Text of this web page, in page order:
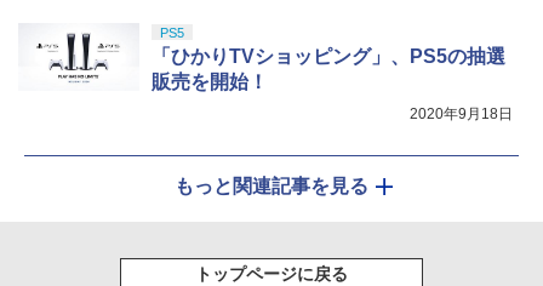
PS5
「ひかりTVショッピング」、PS5の抽選
販売を開始！
2020年9月18日
もっと関連記事を見る
トップページに戻る